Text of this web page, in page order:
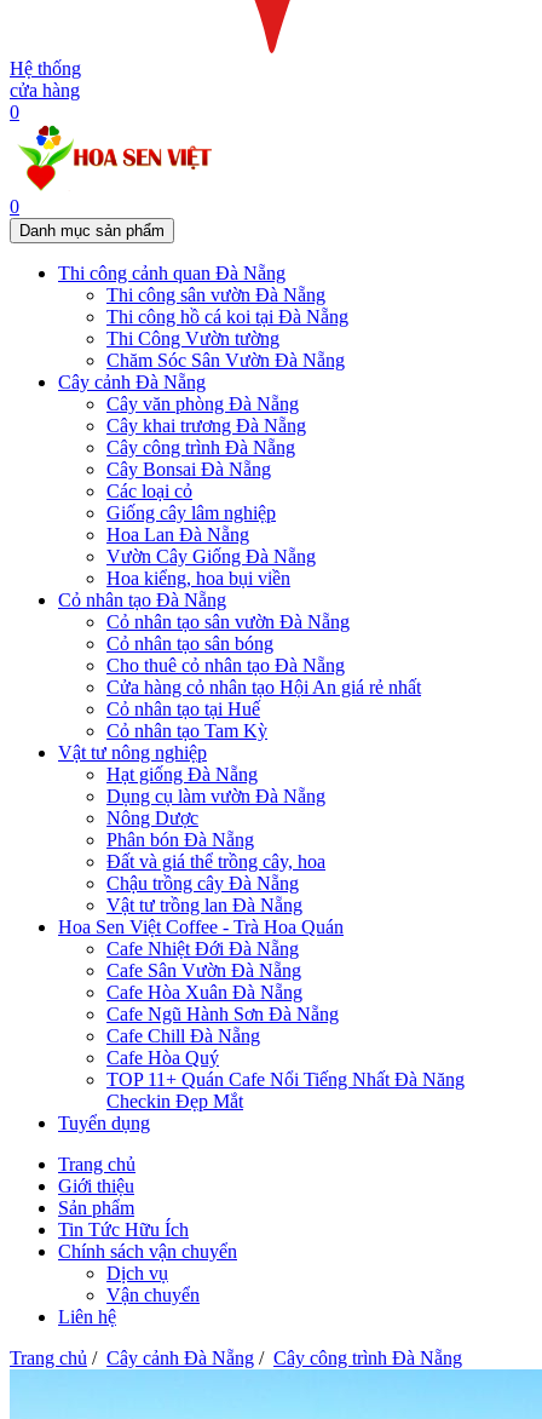
Hệ thống
cửa hàng
0
0
Danh mục sản phẩm
Thi công cảnh quan Đà Nẵng
Thi công sân vườn Đà Nẵng
Thi công hồ cá koi tại Đà Nẵng
Thi Công Vườn tường
Chăm Sóc Sân Vườn Đà Nẵng
Cây cảnh Đà Nẵng
Cây văn phòng Đà Nẵng
Cây khai trương Đà Nẵng
Cây công trình Đà Nẵng
Cây Bonsai Đà Nẵng
Các loại cỏ
Giống cây lâm nghiệp
Hoa Lan Đà Nẵng
Vườn Cây Giống Đà Nẵng
Hoa kiểng, hoa bụi viền
Cỏ nhân tạo Đà Nẵng
Cỏ nhân tạo sân vườn Đà Nẵng
Cỏ nhân tạo sân bóng
Cho thuê cỏ nhân tạo Đà Nẵng
Cửa hàng cỏ nhân tạo Hội An giá rẻ nhất
Cỏ nhân tạo tại Huế
Cỏ nhân tạo Tam Kỳ
Vật tư nông nghiệp
Hạt giống Đà Nẵng
Dụng cụ làm vườn Đà Nẵng
Nông Dược
Phân bón Đà Nẵng
Đất và giá thể trồng cây, hoa
Chậu trồng cây Đà Nẵng
Vật tư trồng lan Đà Nẵng
Hoa Sen Việt Coffee - Trà Hoa Quán
Cafe Nhiệt Đới Đà Nẵng
Cafe Sân Vườn Đà Nẵng
Cafe Hòa Xuân Đà Nẵng
Cafe Ngũ Hành Sơn Đà Nẵng
Cafe Chill Đà Nẵng
Cafe Hòa Quý
TOP 11+ Quán Cafe Nổi Tiếng Nhất Đà Năng
Checkin Đẹp Mắt
Tuyển dụng
Trang chủ
Giới thiệu
Sản phẩm
Tin Tức Hữu Ích
Chính sách vận chuyển
Dịch vụ
Vận chuyển
Liên hệ
Trang chủ / Cây cảnh Đà Nẵng / Cây công trình Đà Nẵng